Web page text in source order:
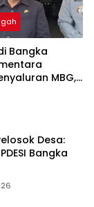
Bangka
MBG,
Desa:
Bangka